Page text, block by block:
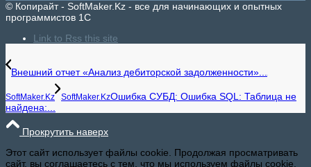
© Копирайт - SoftMaker.Kz - все для начинающих и опытных
программистов 1С
Link to Rss this site
Внешний отчет «Анализ дебиторской задолженности»...
SoftMaker.Kz SoftMaker.KzОшибка СУБД: Ошибка SQL: Таблица не
найдена:...
Прокрутить наверх
Этот сайт использует файлы cookie. Продолжая просматривать
сайт, вы соглашаетесь с тем, что мы используем файлы cookie.